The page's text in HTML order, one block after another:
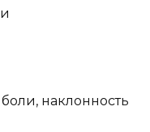
наклонность